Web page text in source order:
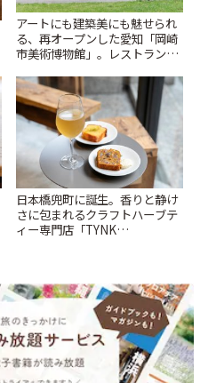
アートにも建築美にも魅せられ
る、再オープンした愛知「岡崎
市美術博物館」。レストランや
日本橋兜町に誕生。香りと静け
さに包まれるクラフトハーブテ
ィー専門店「TYNK